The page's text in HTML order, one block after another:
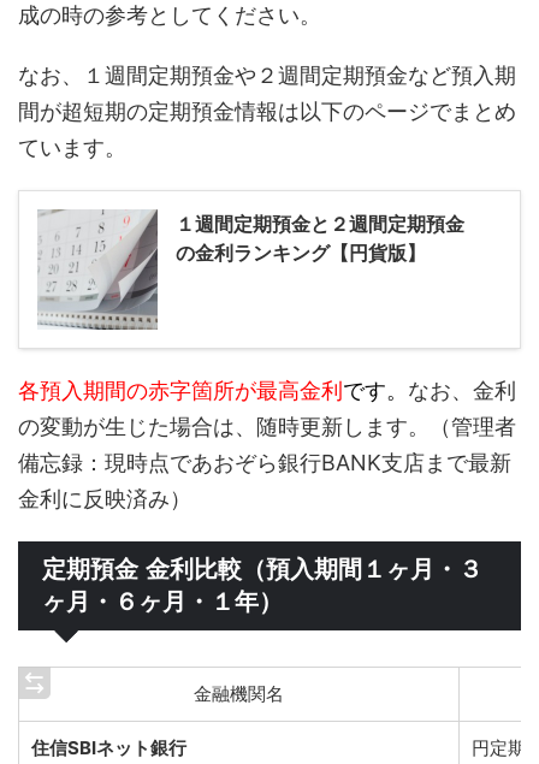
成の時の参考としてください。
なお、１週間定期預金や２週間定期預金など預入期
間が超短期の定期預金情報は以下のページでまとめ
ています。
１週間定期預金と２週間定期預金
の金利ランキング【円貨版】
各預入期間の赤字箇所が最高金利 です。 なお、金利
の変動が生じた場合は、随時更新します。（管理者
備忘録：現時点であおぞら銀行BANK支店まで最新
金利に反映済み）
定期預金 金利比較（預入期間１ヶ月・３
ヶ月・６ヶ月・１年）
金融機関名
住信SBIネット銀行 円定期